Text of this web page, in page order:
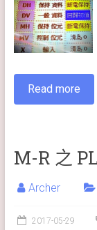
Read more
M-R 之
Archer
2017-05-29